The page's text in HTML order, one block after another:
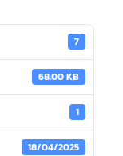
7
68.00 KB
1
18/04/2025